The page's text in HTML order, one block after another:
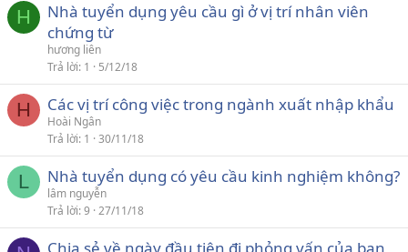
H
Nhà tuyển dụng yêu cầu gì ở vị trí nhân viên
chứng từ
hương liên
Trả lời 1 5/12/18
H Các vị trí công việc trong ngành xuất nhập khẩu
Hoài Ngân
Trả lời 1 30/11/18
L Nhà tuyển dụng có yêu cầu kinh nghiệm không?
lâm nguyễn
Trả lời 9 27/11/18